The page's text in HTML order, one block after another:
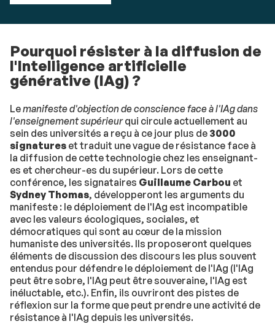
Pourquoi résister à la diffusion de
l'Intelligence artificielle
générative (IAg) ?
Lemanifeste d'objection de conscience face à l'IAg dans
l'enseignement supérieurqui circule actuellement au
sein des universités a reçu à ce jour plus de 3000
signatures et traduit une vague de résistance face à
la diffusion de cette technologie chez les enseignant-
es et chercheur-es du supérieur. Lors de cette
conférence, les signataires Guillaume Carbou et
Sydney Thomas, développeront les arguments du
manifeste : le déploiement de l'IAg est incompatible
avec les valeurs écologiques, sociales, et
démocratiques qui sont au cœur de la mission
humaniste des universités. Ils proposeront quelques
éléments de discussion des discours les plus souvent
entendus pour défendre le déploiement de l'IAg (l'IAg
peut être sobre, l'IAg peut être souveraine, l'IAg est
inéluctable, etc.). Enfin, ils ouvriront des pistes de
réflexion sur la forme que peut prendre une activité de
résistance à l'IAg depuis les universités.